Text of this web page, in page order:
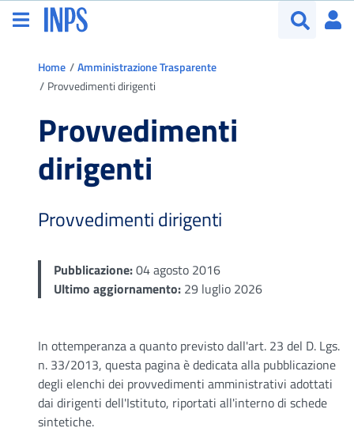
Vai al menu principale
Vai al contenuto principale
Vai al footer
Apri menu
Home
Amministrazione Trasparente
Provvedimenti dirigenti
Provvedimenti
dirigenti
Provvedimenti dirigenti
Pubblicazione:04 agosto 2016
Ultimo aggiornamento: 29 luglio 2026
In ottemperanza a quanto previsto dall'art. 23 del D. Lgs.
n. 33/2013, questa pagina è dedicata alla pubblicazione
degli elenchi dei provvedimenti amministrativi adottati
dai dirigenti dell'Istituto, riportati all'interno di schede
sintetiche.